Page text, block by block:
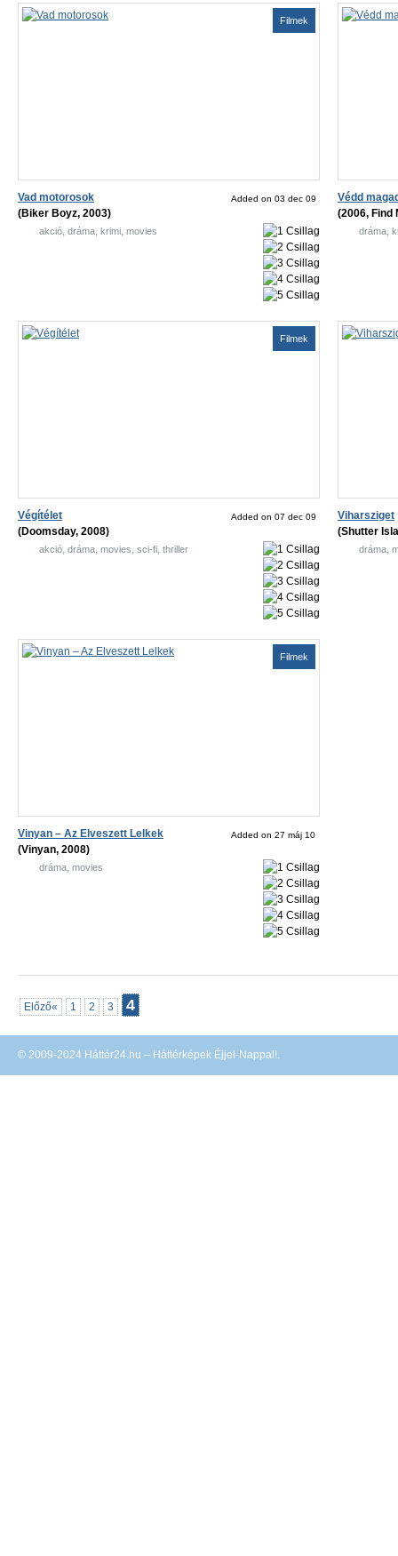
Filmek
Vad motorosok
(Biker Boyz, 2003)
Added on 03 dec 09
akció, dráma, krimi, movies
Védd
(2006, Find
dráma,
Filmek
Végítélet
(Doomsday, 2008)
Added on 07 dec 09
akció, dráma, movies, sci-fi, thriller
Viharsziget
(Shutter
dráma,
Filmek
Vinyan – Az Elveszett Lelkek
(Vinyan, 2008)
Added on 27 máj 10
dráma, movies
Előző« 1 2 3 4
© 2009-2024 Háttér24.hu – Háttérképek Éjjel-Nappal!.